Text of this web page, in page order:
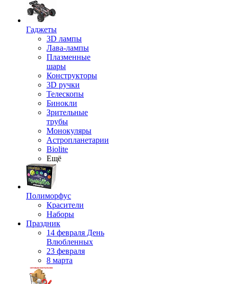
Гаджеты
3D лампы
Лава-лампы
Плазменные
шары
Конструкторы
3D ручки
Телескопы
Бинокли
Зрительные
трубы
Монокуляры
Астропланетарии
Biolite
Ещё
Полиморфус
Красители
Наборы
Праздник
14 февраля День
Влюбленных
23 февраля
8 марта